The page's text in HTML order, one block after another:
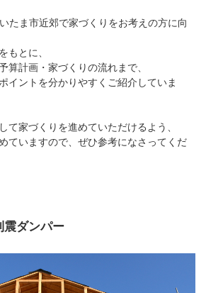
たま市近郊で家づくりをお考えの方に向
もとに、
算計画・家づくりの流れまで、
イントを分かりやすくご紹介していま
て家づくりを進めていただけるよう、
ていますので、ぜひ参考になさってくだ
震ダンパー